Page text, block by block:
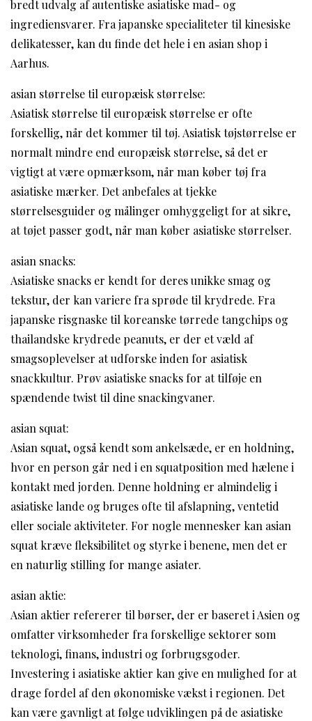
bredt udvalg af autentiske asiatiske mad- og
ingrediensvarer. Fra japanske specialiteter til kinesiske
delikatesser, kan du finde det hele i en asian shop i
Aarhus.
asian størrelse til europæisk størrelse:
Asiatisk størrelse til europæisk størrelse er ofte
forskellig, når det kommer til tøj. Asiatisk tøjstørrelse er
normalt mindre end europæisk størrelse, så det er
vigtigt at være opmærksom, når man køber tøj fra
asiatiske mærker. Det anbefales at tjekke
størrelsesguider og målinger omhyggeligt for at sikre,
at tøjet passer godt, når man køber asiatiske størrelser.
asian snacks:
Asiatiske snacks er kendt for deres unikke smag og
tekstur, der kan variere fra sprøde til krydrede. Fra
japanske risgnaske til koreanske tørrede tangchips og
thailandske krydrede peanuts, er der et væld af
smagsoplevelser at udforske inden for asiatisk
snackkultur. Prøv asiatiske snacks for at tilføje en
spændende twist til dine snackingvaner.
asian squat:
Asian squat, også kendt som ankelsæde, er en holdning,
hvor en person går ned i en squatposition med hælene i
kontakt med jorden. Denne holdning er almindelig i
asiatiske lande og bruges ofte til afslapning, ventetid
eller sociale aktiviteter. For nogle mennesker kan asian
squat kræve fleksibilitet og styrke i benene, men det er
en naturlig stilling for mange asiater.
asian aktie:
Asian aktier refererer til børser, der er baseret i Asien og
omfatter virksomheder fra forskellige sektorer som
teknologi, finans, industri og forbrugsgoder.
Investering i asiatiske aktier kan give en mulighed for at
drage fordel af den økonomiske vækst i regionen. Det
kan være gavnligt at følge udviklingen på de asiatiske